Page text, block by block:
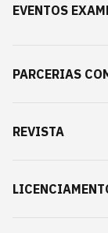
EVENTOS
PARCERIAS
REVISTA